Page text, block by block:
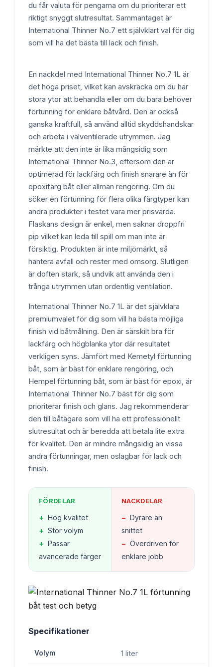
du får valuta för pengarna om du prioriterar ett
riktigt snyggt slutresultat. Sammantaget är
International Thinner No.7 ett självklart val för dig
som vill ha det bästa till lack och finish.
En nackdel med International Thinner No.7 1L är
det höga priset, vilket kan avskräcka om du har
stora ytor att behandla eller om du bara behöver
förtunning för enklare båtvård. Den är också
ganska kraftfull, så använd alltid skyddshandskar
och arbeta i välventilerade utrymmen. Jag
märkte att den inte är lika mångsidig som
International Thinner No.3, eftersom den är
optimerad för lackfärg och finish snarare än för
epoxifärg båt eller allmän rengöring. Om du
söker en förtunning för flera olika färgtyper kan
andra produkter i testet vara mer prisvärda.
Flaskans design är enkel, men saknar droppfri
pip vilket kan leda till spill om man inte är
försiktig. Produkten är inte miljömärkt, så
hantera avfall och rester med omsorg. Slutligen
är doften stark, så undvik att använda den i
trånga utrymmen utan ordentlig ventilation.
International Thinner No.7 1L är det självklara
premiumvalet för dig som vill ha bästa möjliga
finish vid båtmålning. Den är särskilt bra för
lackfärg och högblanka ytor där resultatet
verkligen syns. Jämfört med Kemetyl förtunning
båt, som är bäst för enklare rengöring, och
Hempel förtunning båt, som är bäst för epoxi, är
International Thinner No.7 bäst för dig som
prioriterar finish och glans. Jag rekommenderar
den till båtägare som vill ha ett professionellt
slutresultat och är beredda att betala lite extra
för kvalitet. Den är mindre mångsidig än vissa
andra förtunningar, men oslagbar för lack och
finish.
FÖRDELAR
+ Hög kvalitet
+ Stor volym
+ Passar
avancerade färger
NACKDELAR
− Dyrare än
snittet
− Överdriven för
enklare jobb
Specifikationer
Volym 1 liter